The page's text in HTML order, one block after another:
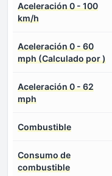
Aceleración 0 - 100
km/h
Aceleración 0 - 60
mph (Calculado por )
Aceleración 0 - 62
mph
Combustible
Consumo de
combustible